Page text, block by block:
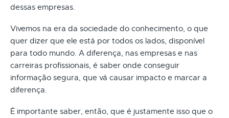
dessas empresas.
Vivemos na era da sociedade do conhecimento, o que
quer dizer que ele está por todos os lados, disponível
para todo mundo. A diferença, nas empresas e nas
carreiras profissionais, é saber onde conseguir
informação segura, que vá causar impacto e marcar a
diferença.
É importante saber, então, que é justamente isso que o